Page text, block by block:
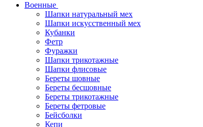
Военные
Шапки натуральный мех
Шапки искусственный мех
Кубанки
Фетр
Фуражки
Шапки трикотажные
Шапки флисовые
Береты шовные
Береты бесшовные
Береты трикотажные
Береты фетровые
Бейсболки
Кепи